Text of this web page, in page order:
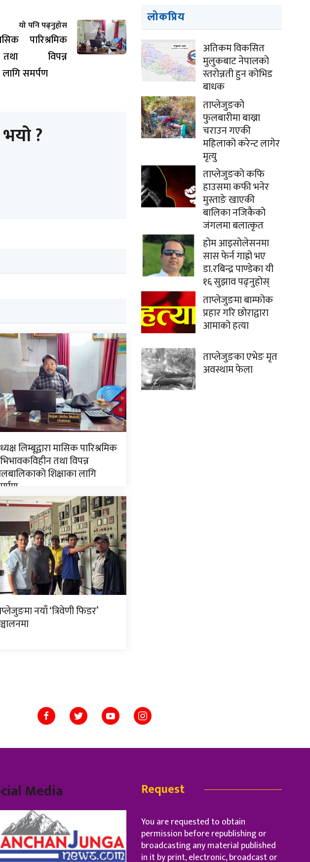
यो पनि पढ्नुहोस
पारिश्रमिक
तथा विपन्न
समर्पण
?
लिम्बूद्वारा मासिक पारिश्रमिक
तथा विपन्न
शिक्षाका लागि
नयाँ ‘त्रिवेणी फिडर’
लोकप्रिय
अतिकम विकसित
मुलुकबाट नेपालको
स्तरोन्नती हुन कोभिड
बाधक
ताप्लेजुङको
फुलबारीमा बाख्रा
चराउन गएकी
महिलाको करेन्ट लागेर
मृत्यु
ताप्लेजुङको कफि
हाउसमा कफी भनेर
मुस्ताङे खाएकी
बालिका नजिकैको
जंगलमा बलात्कृत
होम आइसोलेसनमा
सास फेर्न गाह्रो भए
डा.रबिन्द्र पाण्डेका यी
१६ सुझाव पढ्नुहोस्
ताप्लेजुङमा बाम्फोक
प्रहार गरि छोराद्वारा
आमाको हत्या
ताप्लेजुङका एभेङ मृत
अवस्थाम फेला
Media Request
You are requested to obtain
permission before republishing or
broadcasting any material published
in it by print, electronic, broadcast or